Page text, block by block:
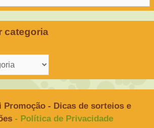
categoria
Promoção - Dicas de sorteios e
- Política de Privacidade